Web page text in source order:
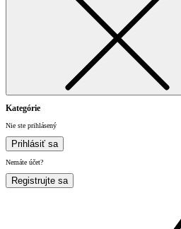
Kategórie
Nie ste prihlásený
Prihlásiť sa
Nemáte účet?
Registrujte sa